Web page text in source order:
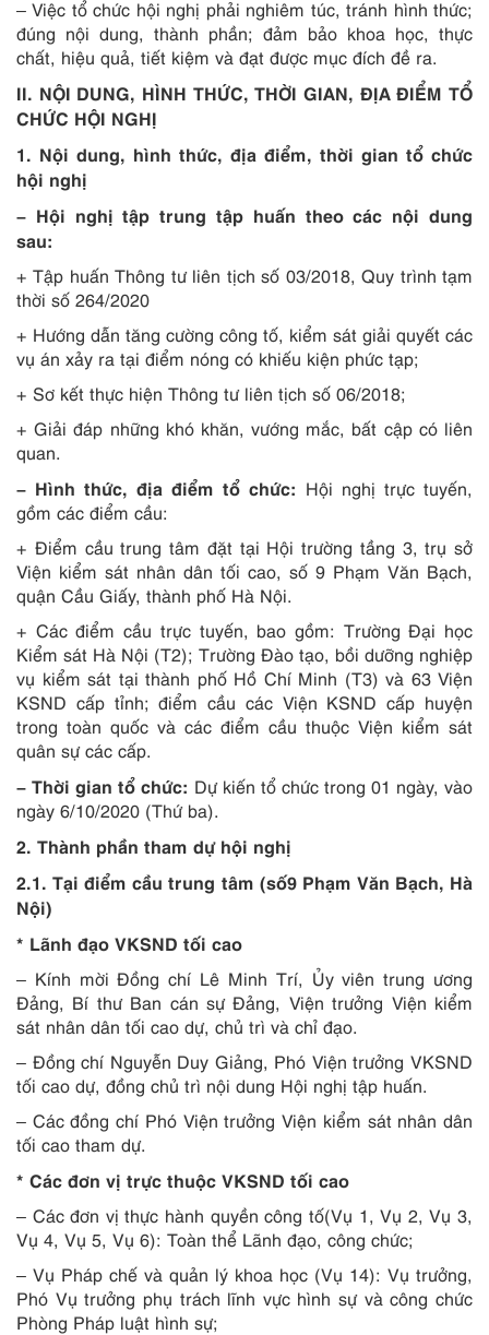
– Việc tổ chức hội nghị phải nghiêm túc, tránh hình thức;
đúng nội dung, thành phần; đảm bảo khoa học, thực
chất, hiệu quả, tiết kiệm và đạt được mục đích đề ra.
II. NỘI DUNG, HÌNH THỨC, THỜI GIAN, ĐỊA ĐIỂM TỔ
CHỨC HỘI NGHỊ
1. Nội dung, hình thức, địa điểm, thời gian tổ chức
hội nghị
– Hội nghị tập trung tập huấn theo các nội dung
sau:
+ Tập huấn Thông tư liên tịch số 03/2018, Quy trình tạm
thời số 264/2020
+ Hướng dẫn tăng cường công tố, kiểm sát giải quyết các
vụ án xảy ra tại điểm nóng có khiếu kiện phức tạp;
+ Sơ kết thực hiện Thông tư liên tịch số 06/2018;
+ Giải đáp những khó khăn, vướng mắc, bất cập có liên
quan.
– Hình thức, địa điểm tổ chức: Hội nghị trực tuyến,
gồm các điểm cầu:
+ Điểm cầu trung tâm đặt tại Hội trường tầng 3, trụ sở
Viện kiểm sát nhân dân tối cao, số 9 Phạm Văn Bạch,
quận Cầu Giấy, thành phố Hà Nội.
+ Các điểm cầu trực tuyến, bao gồm: Trường Đại học
Kiểm sát Hà Nội (T2); Trường Đào tạo, bồi dưỡng nghiệp
vụ kiểm sát tại thành phố Hồ Chí Minh (T3) và 63 Viện
KSND cấp tỉnh; điểm cầu các Viện KSND cấp huyện
trong toàn quốc và các điểm cầu thuộc Viện kiểm sát
quân sự các cấp.
– Thời gian tổ chức: Dự kiến tổ chức trong 01 ngày, vào
ngày 6/10/2020 (Thứ ba).
2. Thành phần tham dự hội nghị
2.1. Tại điểm cầu trung tâm (số9 Phạm Văn Bạch, Hà
Nội)
* Lãnh đạo VKSND tối cao
– Kính mời Đồng chí Lê Minh Trí, Ủy viên trung ương
Đảng, Bí thư Ban cán sự Đảng, Viện trưởng Viện kiểm
sát nhân dân tối cao dự, chủ trì và chỉ đạo.
– Đồng chí Nguyễn Duy Giảng, Phó Viện trưởng VKSND
tối cao dự, đồng chủ trì nội dung Hội nghị tập huấn.
– Các đồng chí Phó Viện trưởng Viện kiểm sát nhân dân
tối cao tham dự.
* Các đơn vị trực thuộc VKSND tối cao
– Các đơn vị thực hành quyền công tố(Vụ 1, Vụ 2, Vụ 3,
Vụ 4, Vụ 5, Vụ 6): Toàn thể Lãnh đạo, công chức;
– Vụ Pháp chế và quản lý khoa học (Vụ 14): Vụ trưởng,
Phó Vụ trưởng phụ trách lĩnh vực hình sự và công chức
Phòng Pháp luật hình sự;